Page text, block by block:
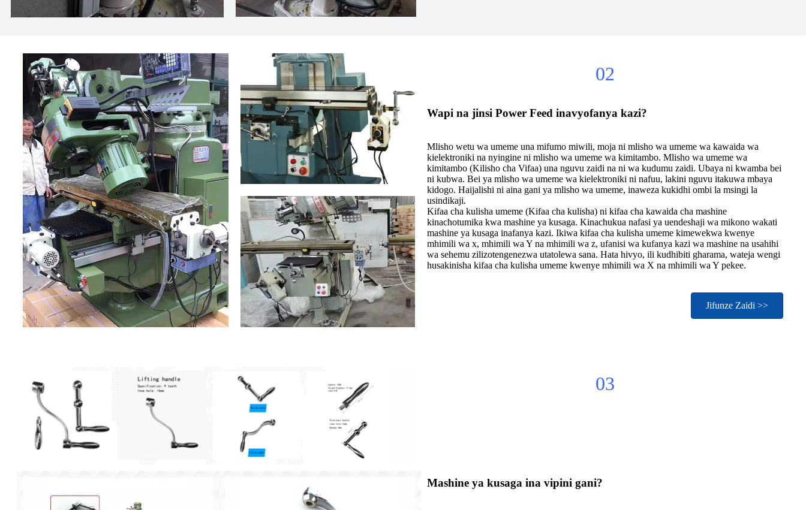
02
Wapi na jinsi Power Feed inavyofanya kazi?
Mlisho wetu wa umeme una mifumo miwili, moja ni mlisho wa umeme wa kawaida wa
kielektroniki na nyingine ni mlisho wa umeme wa kimitambo. Mlisho wa umeme wa
kimitambo (Kilisho cha Vifaa) una nguvu zaidi na ni wa kudumu zaidi. Ubaya ni kwamba bei
ni kubwa. Bei ya mlisho wa umeme wa kielektroniki ni nafuu, lakini nguvu itakuwa mbaya
kidogo. Haijalishi ni aina gani ya mlisho wa umeme, inaweza kukidhi ombi la msingi la
usindikaji.
Kifaa cha kulisha umeme (Kifaa cha kulisha) ni kifaa cha kawaida cha mashine
kinachotumika kwa mashine ya kusaga. Kinachukua nafasi ya uendeshaji wa mikono wakati
mashine ya kusaga inafanya kazi. Ikiwa kifaa cha kulisha umeme kimewekwa kwenye
mhimili wa x, mhimili wa Y na mhimili wa z, ufanisi wa kufanya kazi wa mashine na usahihi
wa sehemu zilizotengenezwa utatolewa sana. Hata hivyo, ili kudhibiti gharama, wateja wengi
husakinisha kifaa cha kulisha umeme kwenye mhimili wa X na mhimili wa Y pekee.
Jifunze Zaidi >>
03
Mashine ya kusaga ina vipini gani?